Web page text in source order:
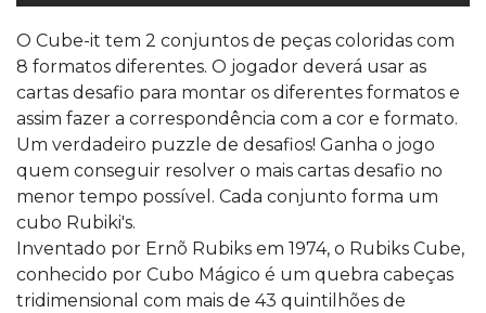
O Cube-it tem 2 conjuntos de peças coloridas com
8 formatos diferentes. O jogador deverá usar as
cartas desafio para montar os diferentes formatos e
assim fazer a correspondência com a cor e formato.
Um verdadeiro puzzle de desafios! Ganha o jogo
quem conseguir resolver o mais cartas desafio no
menor tempo possível. Cada conjunto forma um
cubo Rubiki's.
Inventado por Ernõ Rubiks em 1974, o Rubiks Cube,
conhecido por Cubo Mágico é um quebra cabeças
tridimensional com mais de 43 quintilhões de